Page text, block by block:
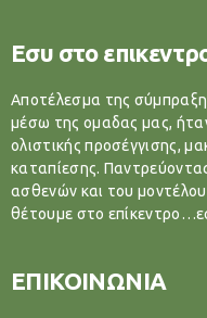
Εσυ στο
Αποτέλεσμα της
μέσω της ομαδας μας,
ολιστικής προσέγγισης,
καταπίεσης.
ασθενών και του
θέτουμε στο
ΕΠΙΚΟΙΝΩΝΙΑ